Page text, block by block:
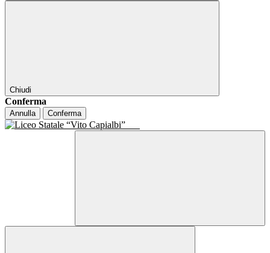
Chiudi
Conferma
Annulla Conferma